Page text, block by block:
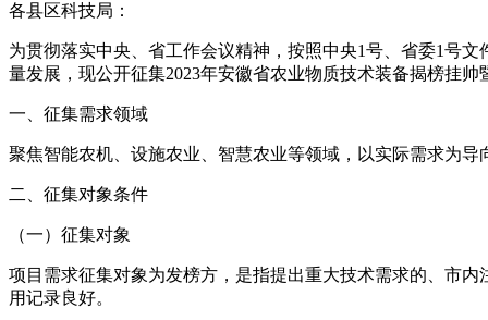
各县区科技局：
为贯彻落实中央、省工作会议精神，按照中央1号、省委1号
量发展，现公开征集2023年安徽省农业物质技术装备揭榜挂
一、征集需求领域
聚焦智能农机、设施农业、智慧农业等领域，以实际需求为
二、征集对象条件
（一）征集对象
项目需求征集对象为发榜方，是指提出重大技术需求的、市
用记录良好。